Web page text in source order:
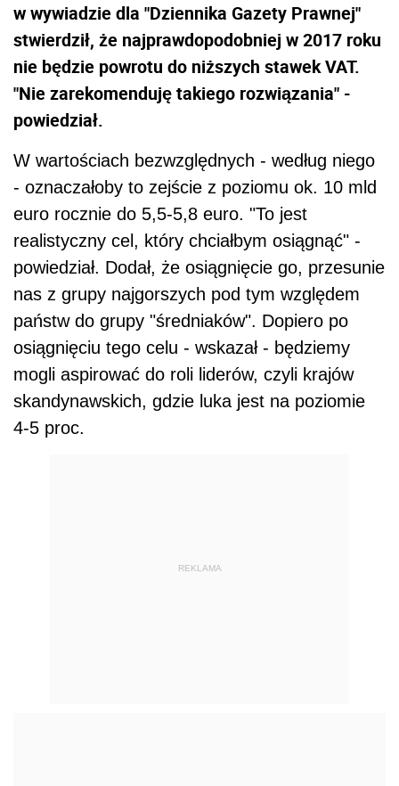
w wywiadzie dla "Dziennika Gazety Prawnej"
stwierdził, że najprawdopodobniej w 2017 roku
nie będzie powrotu do niższych stawek VAT.
"Nie zarekomenduję takiego rozwiązania" -
powiedział.
W wartościach bezwzględnych - według niego
- oznaczałoby to zejście z poziomu ok. 10 mld
euro rocznie do 5,5-5,8 euro. "To jest
realistyczny cel, który chciałbym osiągnąć" -
powiedział. Dodał, że osiągnięcie go, przesunie
nas z grupy najgorszych pod tym względem
państw do grupy "średniaków". Dopiero po
osiągnięciu tego celu - wskazał - będziemy
mogli aspirować do roli liderów, czyli krajów
skandynawskich, gdzie luka jest na poziomie
4-5 proc.
REKLAMA